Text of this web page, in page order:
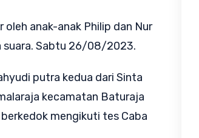
anak-anak Philip dan Nur
suara. Sabtu 26/08/2023.
putra kedua dari Sinta
kecamatan Baturaja
mengikuti tes Caba